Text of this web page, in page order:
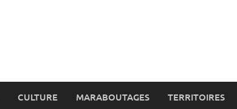
CULTURE MARABOUTAGES TERRITOIRES